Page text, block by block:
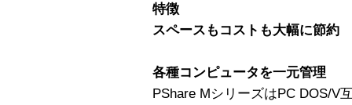
特徴
スペースもコストも大幅に節約
各種コンピュータを一元管理
PShare MシリーズはPC DOS/V